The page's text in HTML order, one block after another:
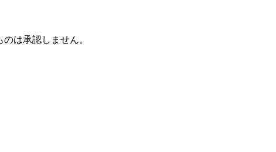
は承認しません。